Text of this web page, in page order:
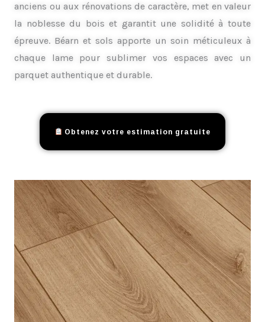
anciens ou aux rénovations de caractère, met en valeur
la noblesse du bois et garantit une solidité à toute
épreuve. Béarn et sols apporte un soin méticuleux à
chaque lame pour sublimer vos espaces avec un
parquet authentique et durable.
Obtenez votre estimation gratuite